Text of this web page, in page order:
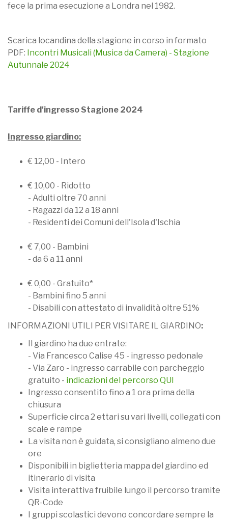
fece la prima esecuzione a Londra nel 1982.
Scarica locandina della stagione in corso in formato
PDF: Incontri Musicali (Musica da Camera) - Stagione
Autunnale 2024
Tariffe d'ingresso Stagione 2024
Ingresso giardino:
€ 12,00 - Intero
€ 10,00 - Ridotto
- Adulti oltre 70 anni
- Ragazzi da 12 a 18 anni
- Residenti dei Comuni dell'Isola d'Ischia
€ 7,00 - Bambini
- da 6 a 11 anni
€ 0,00 - Gratuito*
- Bambini fino 5 anni
- Disabili con attestato di invalidità oltre 51%
INFORMAZIONI UTILI PER VISITARE IL GIARDINO:
Il giardino ha due entrate:
- Via Francesco Calise 45 - ingresso pedonale
- Via Zaro - ingresso carrabile con parcheggio
gratuito - indicazioni del percorso QUI
Ingresso consentito fino a 1 ora prima della
chiusura
Superficie circa 2 ettari su vari livelli, collegati con
scale e rampe
La visita non è guidata, si consigliano almeno due
ore
Disponibili in biglietteria mappa del giardino ed
itinerario di visita
Visita interattiva fruibile lungo il percorso tramite
QR-Code
I gruppi scolastici devono concordare sempre la